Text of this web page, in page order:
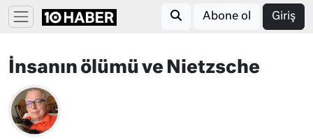
Abone ol Giriş
İnsanın ölümü ve Nietzsche